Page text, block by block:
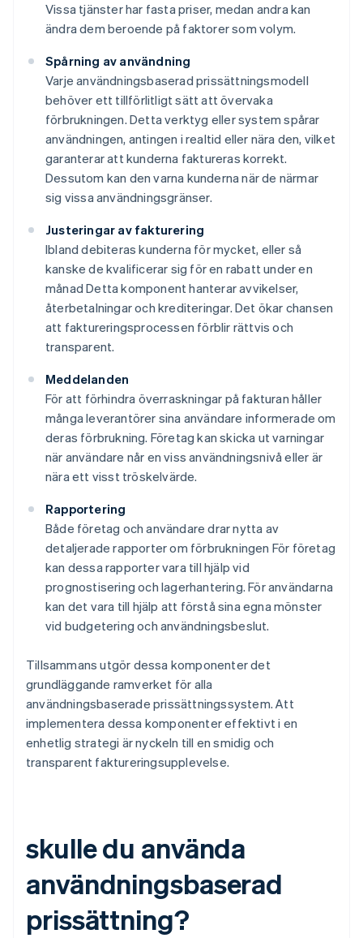
Vissa tjänster har fasta priser, medan andra kan
ändra dem beroende på faktorer som volym.
Spårning av användning
Varje användningsbaserad prissättningsmodell
behöver ett tillförlitligt sätt att övervaka
förbrukningen. Detta verktyg eller system spårar
användningen, antingen i realtid eller nära den, vilket
garanterar att kunderna faktureras korrekt.
Dessutom kan den varna kunderna när de närmar
sig vissa användningsgränser.
Justeringar av fakturering
Ibland debiteras kunderna för mycket, eller så
kanske de kvalificerar sig för en rabatt under en
månad Detta komponent hanterar avvikelser,
återbetalningar och krediteringar. Det ökar chansen
att faktureringsprocessen förblir rättvis och
transparent.
Meddelanden
För att förhindra överraskningar på fakturan håller
många leverantörer sina användare informerade om
deras förbrukning. Företag kan skicka ut varningar
när användare når en viss användningsnivå eller är
nära ett visst tröskelvärde.
Rapportering
Både företag och användare drar nytta av
detaljerade rapporter om förbrukningen För företag
kan dessa rapporter vara till hjälp vid
prognostisering och lagerhantering. För användarna
kan det vara till hjälp att förstå sina egna mönster
vid budgetering och användningsbeslut.
Tillsammans utgör dessa komponenter det
grundläggande ramverket för alla
användningsbaserade prissättningssystem. Att
implementera dessa komponenter effektivt i en
enhetlig strategi är nyckeln till en smidig och
transparent faktureringsupplevelse.
skulle du använda
användningsbaserad
prissättning?